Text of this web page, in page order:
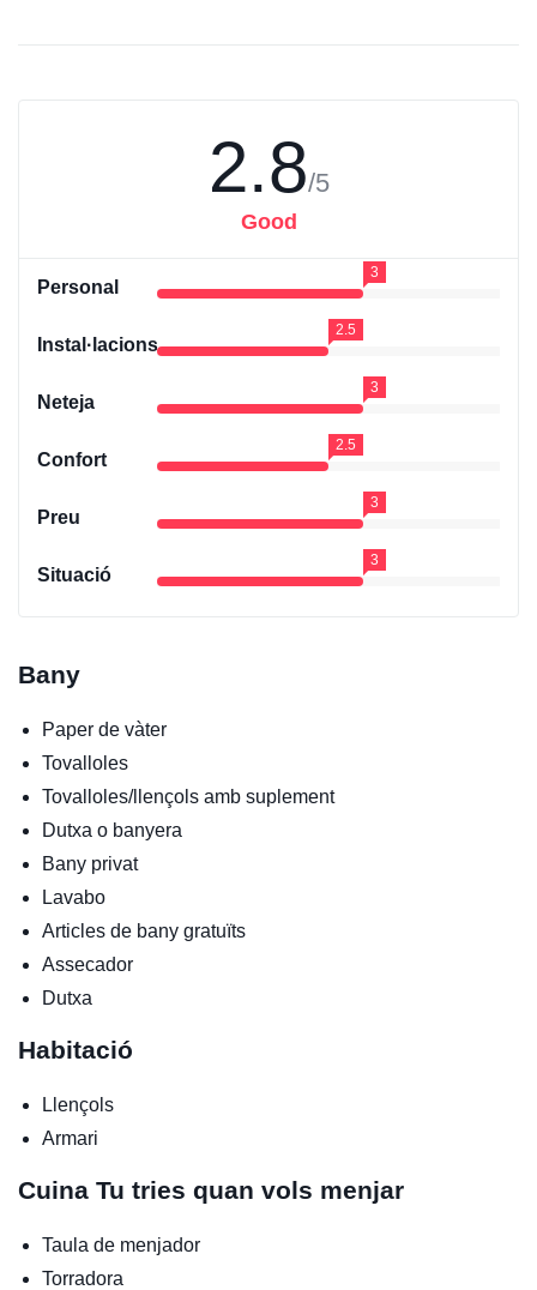
2.8/5
Good
Personal
3
Instal·lacions
2.5
Neteja
3
Confort
2.5
Preu
3
Situació
3
Bany
Paper de vàter
Tovalloles
Tovalloles/llençols amb suplement
Dutxa o banyera
Bany privat
Lavabo
Articles de bany gratuïts
Assecador
Dutxa
Habitació
Llençols
Armari
Cuina Tu tries quan vols menjar
Taula de menjador
Torradora